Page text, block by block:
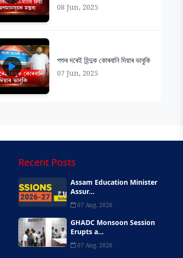
08 Jun, 2025
পশুৰ দৰেই হিন্দুক কোৰবানি দিয়াৰ ভাবুকি
07 Jun, 2025
Recent Posts
Assam Education Minister
Assur...
07 Aug, 2026
GHADC Monsoon Session
Erupts a...
07 Aug, 2026